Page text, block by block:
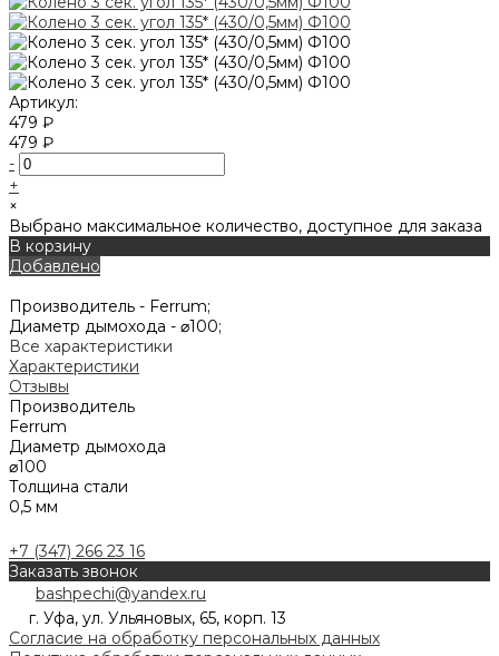
Артикул:
479 ₽
479 ₽
-
+
×
Выбрано максимальное количество, доступное для заказа
В корзину
Добавлено
Производитель - Ferrum;
Диаметр дымохода - ⌀100;
Все характеристики
Характеристики
Отзывы
Производитель
Ferrum
Диаметр дымохода
⌀100
Толщина стали
0,5 мм
+7 (347) 266 23 16
Заказать звонок
bashpechi@yandex.ru
г. Уфа, ул. Ульяновых, 65, корп. 13
Согласие на обработку персональных данных